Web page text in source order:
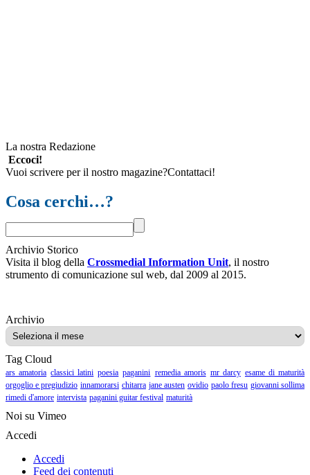
La nostra Redazione
Eccoci!
Vuoi scrivere per il nostro magazine?Contattaci!
Cosa cerchi…?
Archivio Storico
Visita il blog della Crossmedial Information Unit, il nostro
strumento di comunicazione sul web, dal 2009 al 2015.
ArchivioArchivio
Tag Cloud
ars amatoria classici latini poesia paganini remedia amoris mr darcy esame di maturità
orgoglio e pregiudizio innamorarsi chitarra jane austen ovidio paolo fresu giovanni sollima
rimedi d'amore intervista paganini guitar festival maturità
Noi su Vimeo
Accedi
Accedi
Feed dei contenuti